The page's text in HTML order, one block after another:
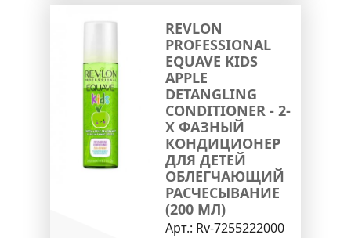
REVLON
PROFESSIONAL
EQUAVE KIDS
APPLE
DETANGLING
CONDITIONER - 2-
Х ФАЗНЫЙ
КОНДИЦИОНЕР
ДЛЯ ДЕТЕЙ
ОБЛЕГЧАЮЩИЙ
РАСЧЕСЫВАНИЕ
(200 МЛ)
Арт.: Rv-7255222000